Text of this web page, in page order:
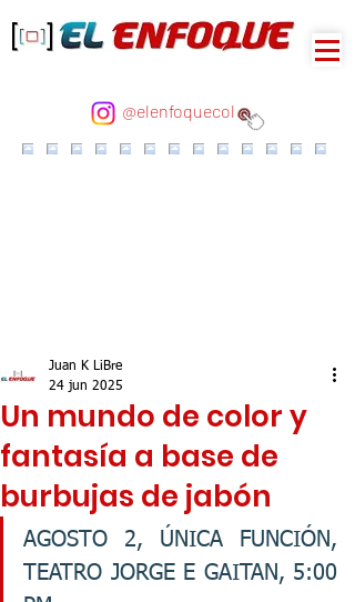
@elenfoquecol
Un mundo de color y
fantasía a base de
burbujas de jabón
Juan K LiBre
24 jun 2025
AGOSTO 2, ÚNICA FUNCIÓN,
TEATRO JORGE E GAITAN, 5:00